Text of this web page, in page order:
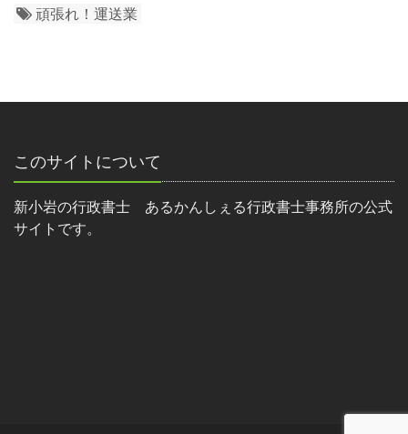
頑張れ！運送業
このサイトについて
新小岩の行政書士 あるかんしぇる行政書士事務所の公式
サイトです。